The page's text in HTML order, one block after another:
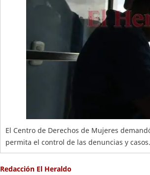
El Centro de Derechos de Mujeres
permita el control de las denuncias y
Redacción El Heraldo